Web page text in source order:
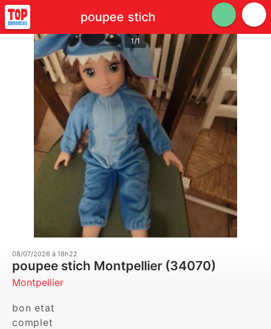
poupee stich
1/1
08/07/2026 à 18h22
poupee stich Montpellier (34070)
Montpellier
bon etat
complet